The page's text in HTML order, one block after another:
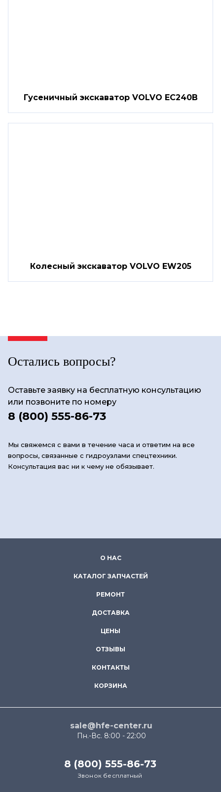
Гусеничный экскаватор VOLVO EC240B
Колесный экскаватор VOLVO EW205
Остались вопросы?
Оставьте заявку на бесплатную консультацию
или позвоните по номеру
8 (800) 555-86-73
Мы свяжемся с вами в течение часа и ответим на все
вопросы, связанные с гидроузлами спецтехники.
Консультация вас ни к чему не обязывает.
О НАС
КАТАЛОГ ЗАПЧАСТЕЙ
РЕМОНТ
ДОСТАВКА
ЦЕНЫ
ОТЗЫВЫ
КОНТАКТЫ
КОРЗИНА
sale@hfe-center.ru
Пн.-Вс. 8:00 - 22:00
8 (800) 555-86-73
Звонок бесплатный